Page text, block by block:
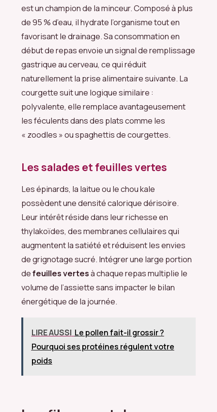
est un champion de la minceur. Composé à plus
de 95 % d’eau, il hydrate l’organisme tout en
favorisant le drainage. Sa consommation en
début de repas envoie un signal de remplissage
gastrique au cerveau, ce qui réduit
naturellement la prise alimentaire suivante. La
courgette suit une logique similaire :
polyvalente, elle remplace avantageusement
les féculents dans des plats comme les
« zoodles » ou spaghettis de courgettes.
Les salades et feuilles vertes
Les épinards, la laitue ou le chou kale
possèdent une densité calorique dérisoire.
Leur intérêt réside dans leur richesse en
thylakoïdes, des membranes cellulaires qui
augmentent la satiété et réduisent les envies
de grignotage sucré. Intégrer une large portion
defeuilles vertesà chaque repas multiplie le
volume de l’assiette sans impacter le bilan
énergétique de la journée.
LIRE AUSSI Le pollen fait-il grossir ?
Pourquoi ses protéines régulent votre
poids